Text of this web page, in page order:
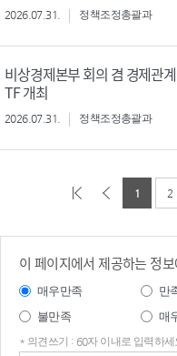
2026.07.31. 정책조정총괄과
비상경제본부 회의 겸 경제관
TF 개최
2026.07.31. 정책조정총괄과
1 2
이 페이지에서 제공하는 정
매우만족 만
불만족
매
* 의견쓰기 : 60자 이내로 입력하